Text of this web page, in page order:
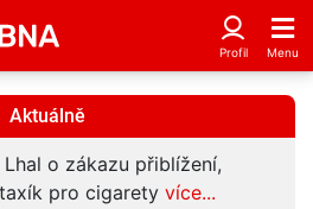
Aktuálně
o zákazu přiblížení,
pro cigarety více...